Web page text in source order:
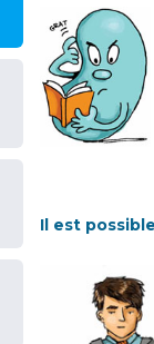
Il est